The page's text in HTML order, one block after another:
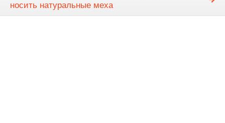
носить натуральные меха